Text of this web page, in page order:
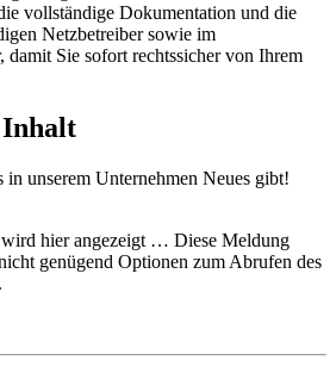
vollständige Dokumentation und die
Netzbetreiber sowie im
damit Sie sofort rechtssicher von Ihrem
Inhalt
in unserem Unternehmen Neues gibt!
hier angezeigt … Diese Meldung
genügend Optionen zum Abrufen des